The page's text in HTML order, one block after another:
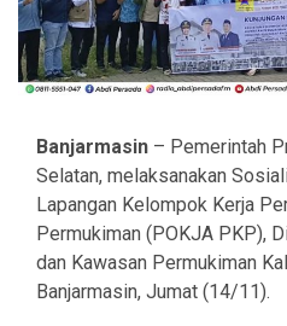
Banjarmasin – Pemerintah
Selatan, melaksanakan
Lapangan Kelompok Kerja
Permukiman (POKJA PKP),
dan Kawasan Permukiman
Banjarmasin, Jumat (14/11).